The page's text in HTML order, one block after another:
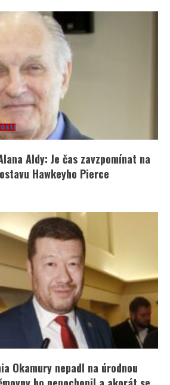
Aldy: Je čas zavzpomínat na
Hawkeyho Pierce
Okamury nepadl na úrodnou